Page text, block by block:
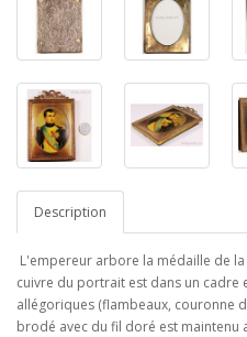
Description
L'empereur arbore la médaille de
cuivre du portrait est dans un
allégoriques (flambeaux, couronne
brodé avec du fil doré est maintenu